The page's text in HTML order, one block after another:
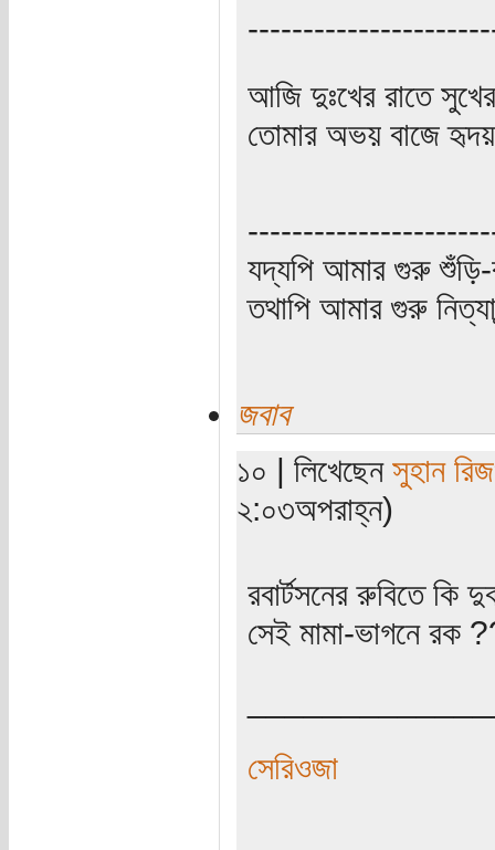
আজি দুঃখের রাতে
তোমার অভয় বাজে
যদ্যপি আমার গুরু শুঁড়ি-
তথাপি আমার গুরু
জবাব
১০ | লিখেছেন সুহান
২:০৩অপরাহ্ন)
রবার্টসনের রুবিতে কি
সেই মামা-ভাগনে রক
সেরিওজা